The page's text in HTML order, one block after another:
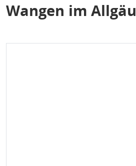
Wangen im Allgäu